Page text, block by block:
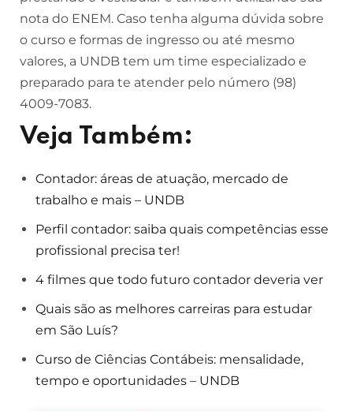
nota do ENEM. Caso tenha alguma dúvida sobre
o curso e formas de ingresso ou até mesmo
valores, a UNDB tem um time especializado e
preparado para te atender pelo número (98)
4009-7083.
Veja Também:
Contador: áreas de atuação, mercado de
trabalho e mais – UNDB
Perfil contador: saiba quais competências esse
profissional precisa ter!
4 filmes que todo futuro contador deveria ver
Quais são as melhores carreiras para estudar
em São Luís?
Curso de Ciências Contábeis: mensalidade,
tempo e oportunidades – UNDB